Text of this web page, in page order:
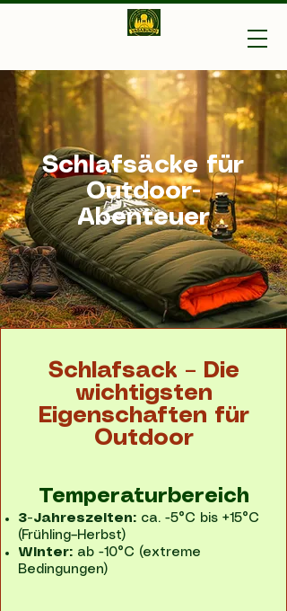
Vagabundo-Ihr Outdoor
Schlafsäcke für
Outdoor-
Abenteuer
Schlafsack – Die
wichtigsten
Eigenschaften für
Outdoor
Temperaturbereich
3-Jahreszeiten: ca. -5°C bis +15°C
(Frühling–Herbst)
Winter: ab -10°C (extreme
Bedingungen)